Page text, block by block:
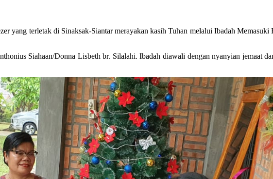
yang terletak di Sinaksak-Siantar merayakan kasih Tuhan melalui Ibadah
Siahaan/Donna Lisbeth br. Silalahi. Ibadah diawali dengan nyanyian jemaat